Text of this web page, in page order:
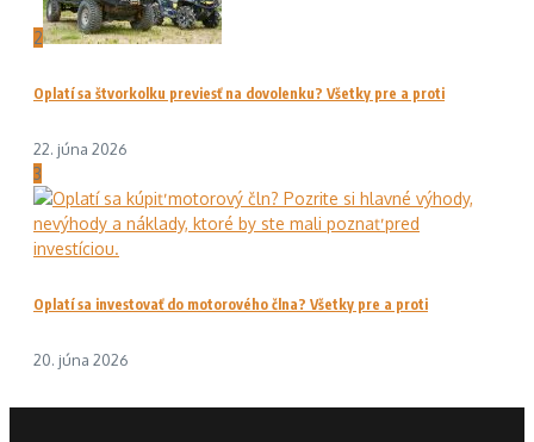
2
Oplatí sa štvorkolku previesť na dovolenku? Všetky pre a proti
22. júna 2026
3
Oplatí sa investovať do motorového člna? Všetky pre a proti
20. júna 2026